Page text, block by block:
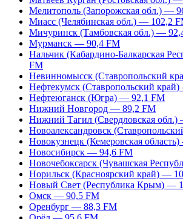
Мелитополь (Запорожская обл.) —
Миасс (Челябинская обл.) — 102,2
Мичуринск (Тамбовская обл.) —
Мурманск — 90,4 FM
Нальчик (Кабардино-Балкарская
FM
Невинномысск (Ставропольский
Нефтекумск (Ставропольский
Нефтеюганск (Югра) — 92,1 FM
Нижний Новгород — 89,2 FM
Нижний Тагил (Свердловская
Новоалександровск
Новокузнецк (Кемеровская
Новосибирск — 94,6 FM
Новочебоксарск (Чувашская
Норильск (Красноярский край) —
Новый Свет (Республика Крым) —
Омск — 90,5 FM
Оренбург — 88,3 FM